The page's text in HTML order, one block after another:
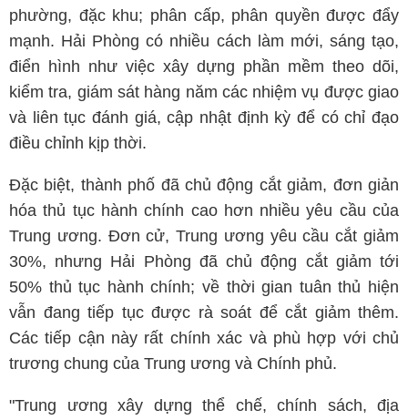
phường, đặc khu; phân cấp, phân quyền được đẩy
mạnh. Hải Phòng có nhiều cách làm mới, sáng tạo,
điển hình như việc xây dựng phần mềm theo dõi,
kiểm tra, giám sát hàng năm các nhiệm vụ được giao
và liên tục đánh giá, cập nhật định kỳ để có chỉ đạo
điều chỉnh kịp thời.
Đặc biệt, thành phố đã chủ động cắt giảm, đơn giản
hóa thủ tục hành chính cao hơn nhiều yêu cầu của
Trung ương. Đơn cử, Trung ương yêu cầu cắt giảm
30%, nhưng Hải Phòng đã chủ động cắt giảm tới
50% thủ tục hành chính; về thời gian tuân thủ hiện
vẫn đang tiếp tục được rà soát để cắt giảm thêm.
Các tiếp cận này rất chính xác và phù hợp với chủ
trương chung của Trung ương và Chính phủ.
"Trung ương xây dựng thể chế, chính sách, địa